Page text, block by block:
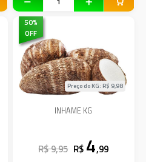
50%
OFF
INHAME KG
Preço do KG: R$ 9,98
R$ 9,95 R$ 4,99